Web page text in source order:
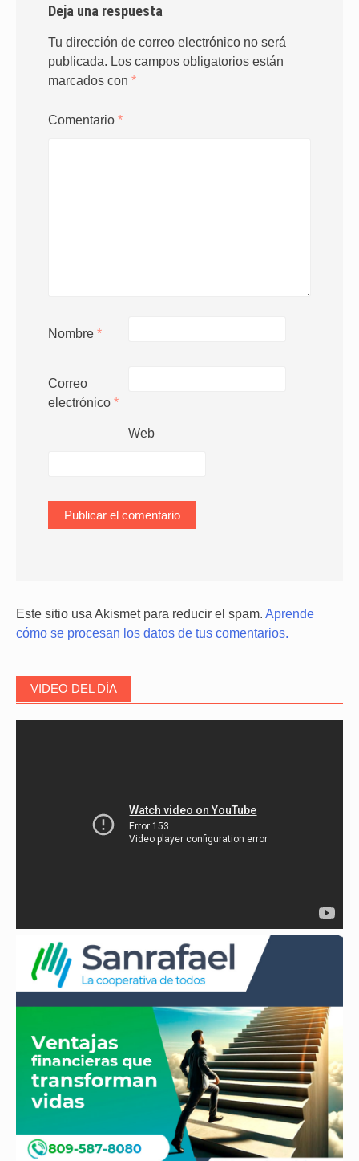
Deja una respuesta
Tu dirección de correo electrónico no será
publicada. Los campos obligatorios están
marcados con *
Comentario *
Nombre *
Correo
electrónico *
Web
Este sitio usa Akismet para reducir el spam. Aprende
cómo se procesan los datos de tus comentarios.
VIDEO DEL DÍA